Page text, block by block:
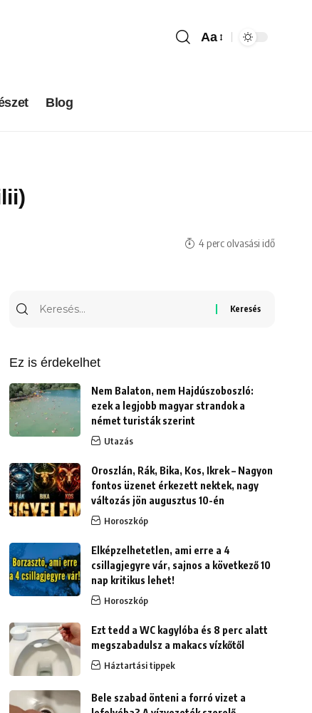
Aa
Blog
4 perc olvasási idő
Ez is érdekelhet
Nem Balaton, nem Hajdúszoboszló:
ezek a legjobb magyar strandok a
német turisták szerint
Utazás
Oroszlán, Rák, Bika, Kos, Ikrek – Nagyon
fontos üzenet érkezett nektek, nagy
változás jön augusztus 10-én
Horoszkóp
Elképzelhetetlen, ami erre a 4
csillagjegyre vár, sajnos a következő 10
nap kritikus lehet!
Horoszkóp
Ezt tedd a WC kagylóba és 8 perc alatt
megszabadulsz a makacs vízkőtől
Háztartási tippek
Bele szabad önteni a forró vizet a